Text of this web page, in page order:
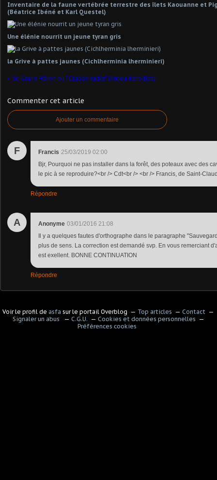
Inventaire de la faune vertébrée terrestre des îlets Kaouanne et
(Béatrice Ibéné et Karl Questel)
Une élénie nourrit un jeune tyran gris
la Grive à pattes jaunes (Cichlherminia lherminieri)
le Grand Héron ou " Crabier radar" (Ardea herodias)
Commenter cet article
Ajouter un commentaire
F Francis 25/03/2019 02:00
Bjr, Pourquoi ne pas installer dans la forêt, des poteaux avec des
le pic à se reproduire?<br /> Cdt<br /> <br /> Francis, de Saint-
Répondre
A Anonyme 03/01/2016 21:08
Il y a quelques fautes d'orthographe dans le paragraphe
plus de sens. La correction est demandé svp. En vous remerciant
est exellent. BONNE CONTINUATION
Répondre
Voir le profil de asfa sur le portail Overblog Top articles
Contact
Signaler un abus
C.G.U.
Cookies et données personnelles
Préférences cookies